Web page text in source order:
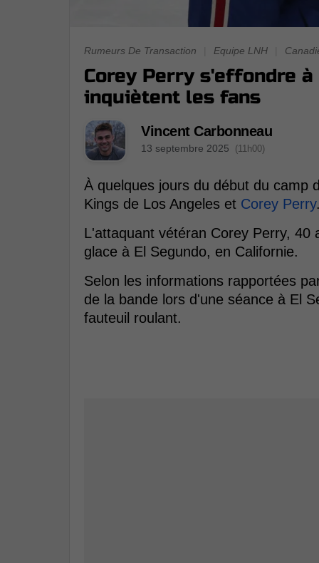
Rumeurs De Transaction Equipe LNH
Corey Perry s'effondre
inquiètent les fans
Vincent Carbonneau
13 septembre 2025 (11h00)
À quelques jours du début du camp
Kings de Los Angeles et Corey Perry.
L'attaquant vétéran Corey Perry, 40
glace à El Segundo, en Californie.
Selon les informations rapportées
de la bande lors d'une séance à El
fauteuil roulant.